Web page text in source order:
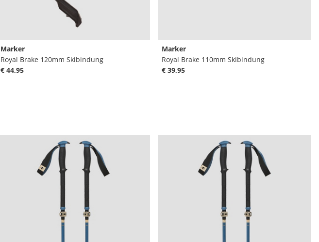
Marker
Royal Brake 120mm Skibindung
€ 44,95
Marker
Royal Brake 110mm Skibindung
€ 39,95